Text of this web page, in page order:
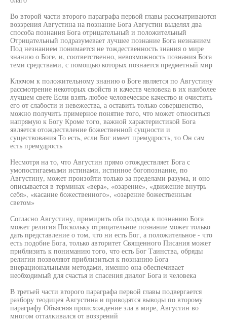
Во второй части второго параграфа первой главы рассматриваются
воззрения Августина на познание Бога Августин выделял два
способа познания Бога отрицательный и положительный
Отрицательный подразумевает лучшее познание Бога незнанием
Под незнанием понимается не тождественность знания о мире
знанию о Боге, и, соответственно, невозможность познания Бога
теми средствами, с помощью которых познается предметный мир
Ключом к положительному знанию о Боге является по Августину
рассмотрение некоторых свойств и качеств человека в их наиболее
лучшем свете Если взять любое человеческое качество и очистить
его от слабости и невежества, а оставить только совершенство,
можно получить примерное понятие того, что может относиться
напрямую к Богу Кроме того, важной характеристикой Бога
является отождествление божественной сущности и
существования То есть, если Бог имеет премудрость, то Он сам
есть премудрость
Несмотря на то, что Августин прямо отождествляет Бога с
умопостигаемыми истинами, истинное богопознание, по
Августину, может произойти только за пределами разума, и оно
описывается в терминах «вера», «озарение», «движение внутрь
себя», «касание божественного», «озарение божественным
светом»
Согласно Августину, примирить оба подхода к познанию Бога
может религия Поскольку отрицательное познание может только
дать представление о том, что ни есть Бог, а положительное - что
есть подобие Бога, только авторитет Священного Писания может
приблизить к пониманию того, что есть Бог Таинства, обряды
религии позволяют приблизиться к познанию Бога
внерациональными методами, именно она обеспечивает
необходимый для счастья и спасения диалог Бога и человека
В третьей части второго параграфа первой главы подвергается
разбору теодицея Августина и приводятся выводы по второму
параграфу Объясняя происхождение зла в мире, Августин во
многом отталкивался от воззрений